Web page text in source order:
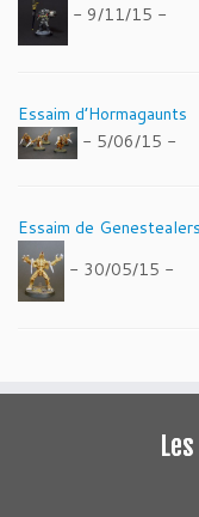
- 9/11/15 -
Essaim d’Hormagaunts
- 5/06/15 -
Essaim de Genestealers
- 30/05/15 -